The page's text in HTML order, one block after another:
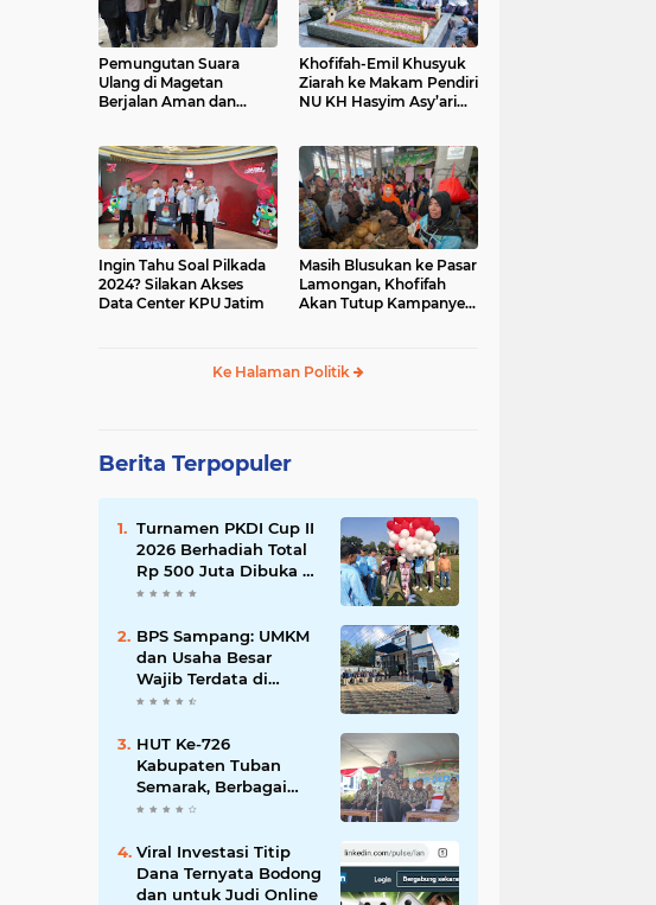
Pemungutan Suara
Ulang di Magetan
Berjalan Aman dan
Khofifah-Emil Khusyuk
Ziarah ke Makam Pendiri
NU KH Hasyim Asy’ari
Ingin Tahu Soal Pilkada
2024? Silakan Akses
Data Center KPU Jatim
Masih Blusukan ke Pasar
Lamongan, Khofifah
Akan Tutup Kampanye
Ke Halaman Politik
Berita Terpopuler
Turnamen PKDI Cup II
2026 Berhadiah Total
Rp 500 Juta Dibuka di
Jombang, Ketua PKDI
Mahdi: Ajang
Silaturrahmi dan
Media Komunikasi
Antar-Kades untuk
BPS Sampang: UMKM
dan Usaha Besar
Wajib Terdata di
Sensus Ekonomi 2026,
Sasaran
HUT Ke-726
Kabupaten Tuban
Semarak, Berbagai
Prestasinya Pun
Viral Investasi Titip
Dana Ternyata Bodong
dan untuk Judi Online